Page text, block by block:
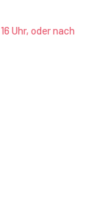
Uhr, oder nach